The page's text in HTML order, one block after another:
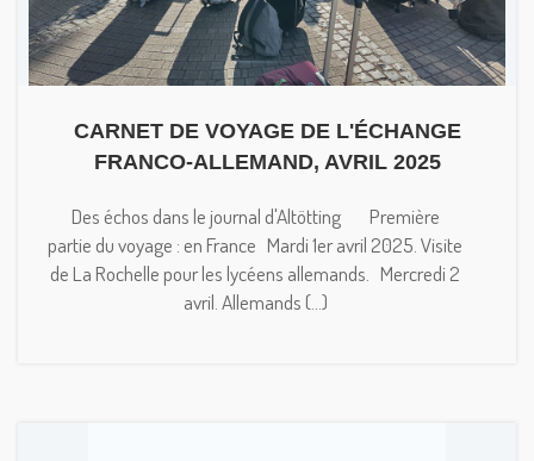
CARNET DE VOYAGE DE L'ÉCHANGE
FRANCO-ALLEMAND, AVRIL 2025
Des échos dans le journal d'Altötting Première
partie du voyage : en France Mardi 1er avril 2025. Visite
de La Rochelle pour les lycéens allemands. Mercredi 2
avril. Allemands (...)